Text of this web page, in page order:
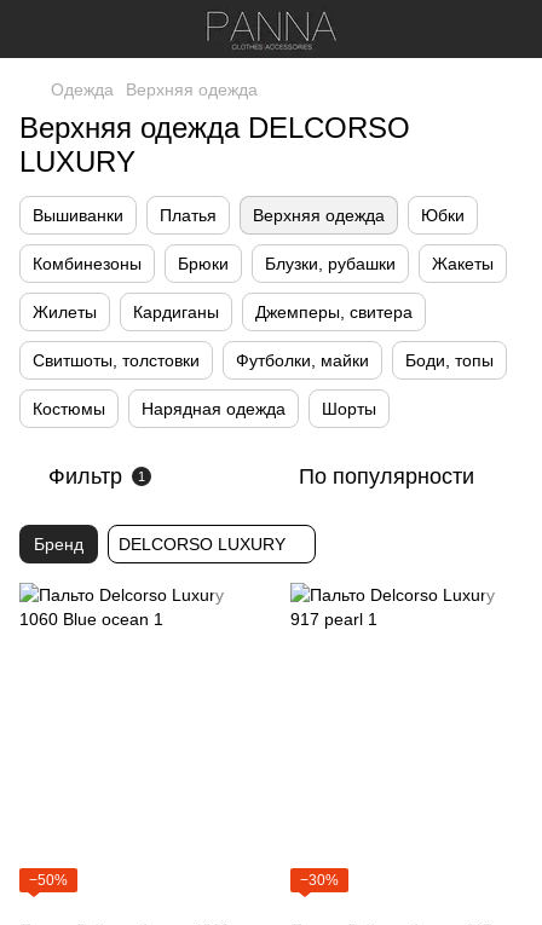
Одежда Верхняя одежда
Верхняя одежда DELCORSO
LUXURY
Вышиванки Платья Верхняя одежда Юбки
Комбинезоны Брюки Блузки, рубашки Жакеты
Жилеты Кардиганы Джемперы, свитера
Свитшоты, толстовки Футболки, майки Боди, топы
Костюмы Нарядная одежда Шорты
Фильтр 1 По популярности
Бренд DELCORSO LUXURY
−50% −30%